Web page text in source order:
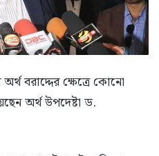
বরাদ্দের ক্ষেত্রে কোনো
অর্থ উপদেষ্টা ড.